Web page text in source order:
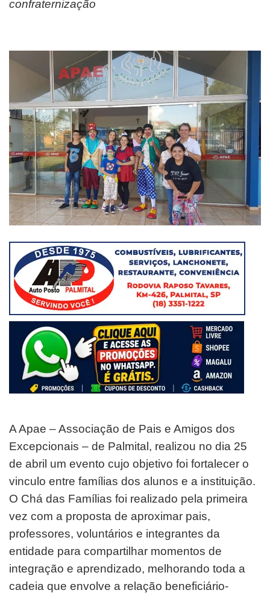
confraternização
A Apae – Associação de Pais e Amigos dos
Excepcionais – de Palmital, realizou no dia 25
de abril um evento cujo objetivo foi fortalecer o
vinculo entre famílias dos alunos e a instituição.
O Chá das Famílias foi realizado pela primeira
vez com a proposta de aproximar pais,
professores, voluntários e integrantes da
entidade para compartilhar momentos de
integração e aprendizado, melhorando toda a
cadeia que envolve a relação beneficiário-